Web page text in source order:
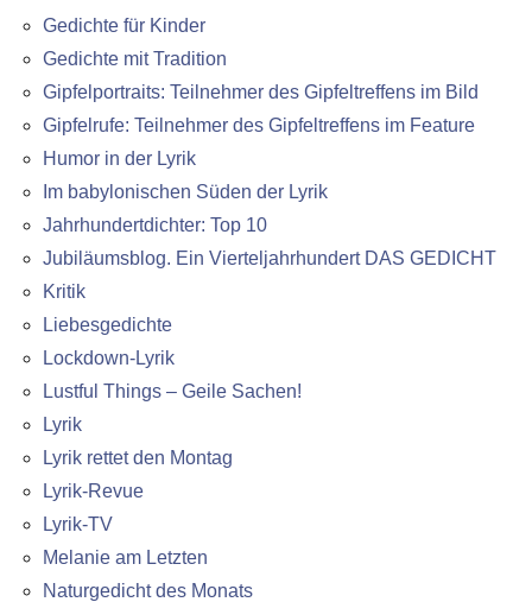
Gedichte für Kinder
Gedichte mit Tradition
Gipfelportraits: Teilnehmer des Gipfeltreffens im Bild
Gipfelrufe: Teilnehmer des Gipfeltreffens im Feature
Humor in der Lyrik
Im babylonischen Süden der Lyrik
Jahrhundertdichter: Top 10
Jubiläumsblog. Ein Vierteljahrhundert DAS GEDICHT
Kritik
Liebesgedichte
Lockdown-Lyrik
Lustful Things – Geile Sachen!
Lyrik
Lyrik rettet den Montag
Lyrik-Revue
Lyrik-TV
Melanie am Letzten
Naturgedicht des Monats